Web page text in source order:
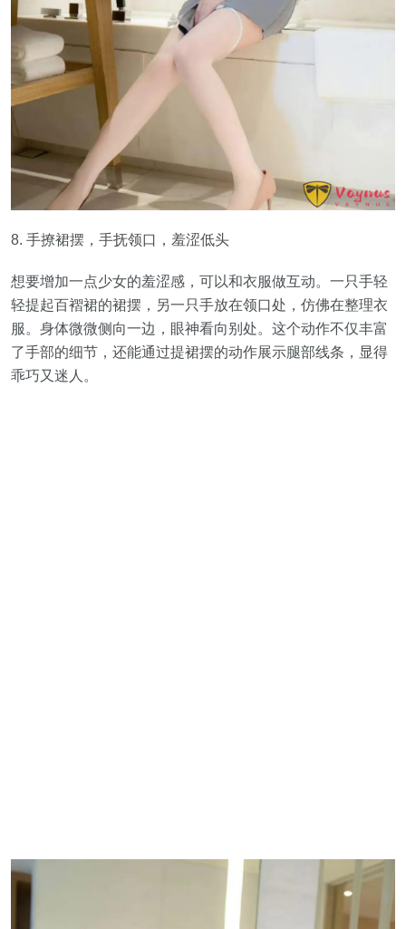
8. 手撩裙摆，手抚领口，羞涩低头
想要增加一点少女的羞涩感，可以和衣服做互动。一只手轻
轻提起百褶裙的裙摆，另一只手放在领口处，仿佛在整理衣
服。身体微微侧向一边，眼神看向别处。这个动作不仅丰富
了手部的细节，还能通过提裙摆的动作展示腿部线条，显得
乖巧又迷人。